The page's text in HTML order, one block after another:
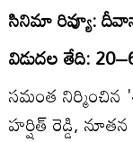
సినిమా రివ్యూ:
విడుదల తేది:
సమంత నిర్మించిన
హర్షిత్‌ రెడ్డి,